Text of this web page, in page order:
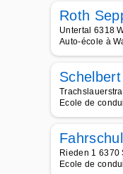
Roth
Untertal 6318
Auto-école à
Ecole de
Rieden 1 6370
Ecole de